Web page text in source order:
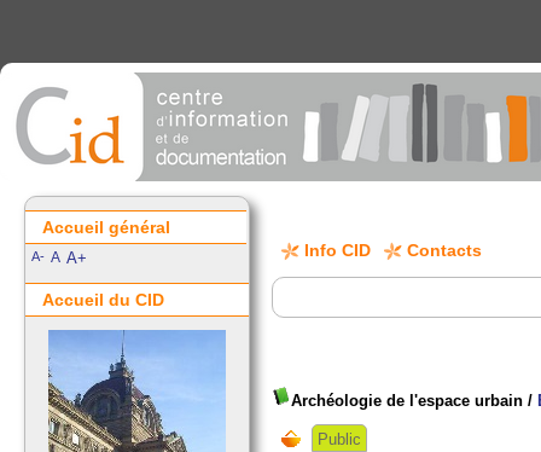
Info CID Contacts
Archéologie de l'espace urbain /
Public
Accueil général
A- A A+
Accueil du CID